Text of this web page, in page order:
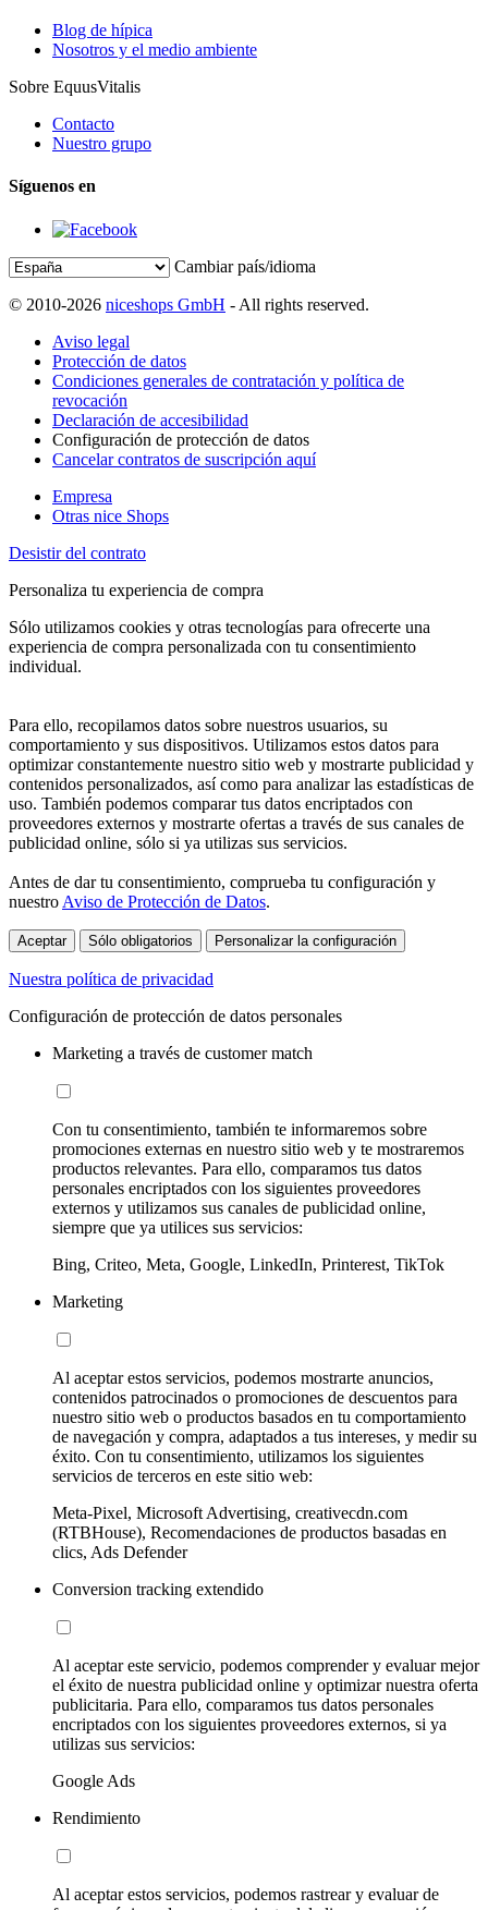
Blog de hípica
Nosotros y el medio ambiente
Sobre EquusVitalis
Contacto
Nuestro grupo
Síguenos en
Cambiar país/idioma
© 2010-2026 niceshops GmbH - All rights reserved.
Aviso legal
Protección de datos
Condiciones generales de contratación y política de
revocación
Declaración de accesibilidad
Configuración de protección de datos
Cancelar contratos de suscripción aquí
Empresa
Otras nice Shops
Desistir del contrato
Personaliza tu experiencia de compra
Sólo utilizamos cookies y otras tecnologías para ofrecerte una
experiencia de compra personalizada con tu consentimiento
individual.
Para ello, recopilamos datos sobre nuestros usuarios, su
comportamiento y sus dispositivos. Utilizamos estos datos para
optimizar constantemente nuestro sitio web y mostrarte publicidad y
contenidos personalizados, así como para analizar las estadísticas de
uso. También podemos comparar tus datos encriptados con
proveedores externos y mostrarte ofertas a través de sus canales de
publicidad online, sólo si ya utilizas sus servicios.
Antes de dar tu consentimiento, comprueba tu configuración y
nuestro Aviso de Protección de Datos.
Aceptar Sólo obligatorios Personalizar la configuración
Nuestra política de privacidad
Configuración de protección de datos personales
Marketing a través de customer match
Con tu consentimiento, también te informaremos sobre
promociones externas en nuestro sitio web y te mostraremos
productos relevantes. Para ello, comparamos tus datos
personales encriptados con los siguientes proveedores
externos y utilizamos sus canales de publicidad online,
siempre que ya utilices sus servicios:
Bing, Criteo, Meta, Google, LinkedIn, Printerest, TikTok
Marketing
Al aceptar estos servicios, podemos mostrarte anuncios,
contenidos patrocinados o promociones de descuentos para
nuestro sitio web o productos basados en tu comportamiento
de navegación y compra, adaptados a tus intereses, y medir su
éxito. Con tu consentimiento, utilizamos los siguientes
servicios de terceros en este sitio web:
Meta-Pixel, Microsoft Advertising, creativecdn.com
(RTBHouse), Recomendaciones de productos basadas en
clics, Ads Defender
Conversion tracking extendido
Al aceptar este servicio, podemos comprender y evaluar mejor
el éxito de nuestra publicidad online y optimizar nuestra oferta
publicitaria. Para ello, comparamos tus datos personales
encriptados con los siguientes proveedores externos, si ya
utilizas sus servicios:
Google Ads
Rendimiento
Al aceptar estos servicios, podemos rastrear y evaluar de